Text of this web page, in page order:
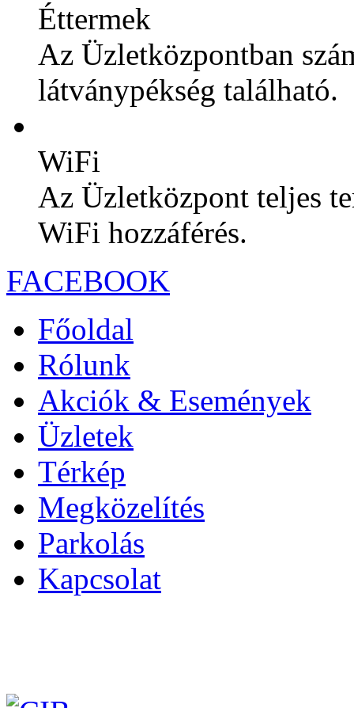
Éttermek
Az Üzletközpontban
látványpékség található.
WiFi
Az Üzletközpont teljes
WiFi hozzáférés.
FACEBOOK
Főoldal
Rólunk
Akciók & Események
Üzletek
Térkép
Megközelítés
Parkolás
Kapcsolat